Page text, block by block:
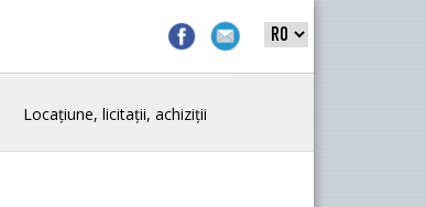
Locațiune, licitații, achiziții